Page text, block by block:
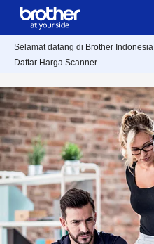
Selamat datang di Brother Indonesia
Daftar Harga Scanner